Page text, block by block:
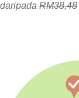
daripada RM38,48